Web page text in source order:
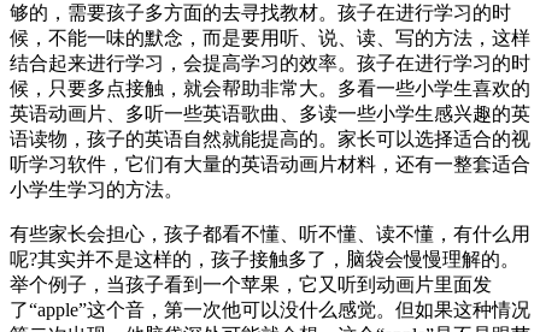
够的，需要孩子多方面的去寻找教材。孩子在进行学习的时
候，不能一味的默念，而是要用听、说、读、写的方法，这样
结合起来进行学习，会提高学习的效率。孩子在进行学习的时
候，只要多点接触，就会帮助非常大。多看一些小学生喜欢的
英语动画片、多听一些英语歌曲、多读一些小学生感兴趣的英
语读物，孩子的英语自然就能提高的。家长可以选择适合的视
听学习软件，它们有大量的英语动画片材料，还有一整套适合
小学生学习的方法。
有些家长会担心，孩子都看不懂、听不懂、读不懂，有什么用
呢?其实并不是这样的，孩子接触多了，脑袋会慢慢理解的。
举个例子，当孩子看到一个苹果，它又听到动画片里面发
了“apple”这个音，第一次他可以没什么感觉。但如果这种情况